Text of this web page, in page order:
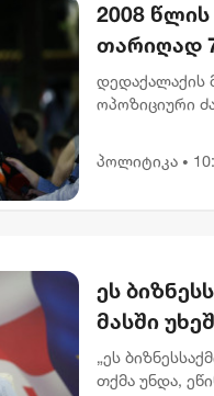
2008
თარიღად
კალაძე
დედაქალაქის
ოპოზიციური
პოლიტიკა •
ეს
მასში
„ეს
თქმა უნდა,